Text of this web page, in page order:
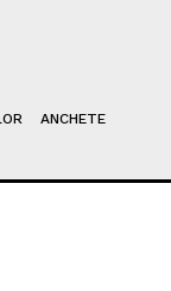
ANCHETE